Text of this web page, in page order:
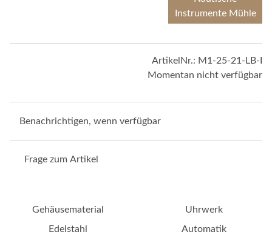
Instrumente Mühle
ArtikelNr.: M1-25-21-LB-I
Momentan nicht verfügbar
Benachrichtigen, wenn verfügbar
Frage zum Artikel
Gehäusematerial
Edelstahl
Uhrwerk
Automatik